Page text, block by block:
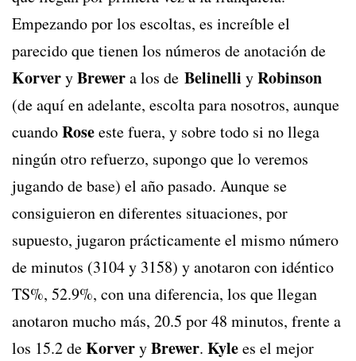
Empezando por los escoltas, es increíble el
parecido que tienen los números de anotación de
KorveryBrewera los de Belinelli yRobinson
(de aquí en adelante, escolta para nosotros, aunque
cuandoRoseeste fuera, y sobre todo si no llega
ningún otro refuerzo, supongo que lo veremos
jugando de base) el año pasado. Aunque se
consiguieron en diferentes situaciones, por
supuesto, jugaron prácticamente el mismo número
de minutos (3104 y 3158) y anotaron con idéntico
TS%, 52.9%, con una diferencia, los que llegan
anotaron mucho más, 20.5 por 48 minutos, frente a
los 15.2 deKorveryBrewer. Kylees el mejor